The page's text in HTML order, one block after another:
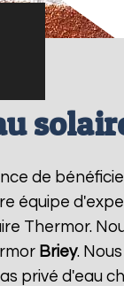
de
équipe
Thermor.
Briey.
privé d'eau